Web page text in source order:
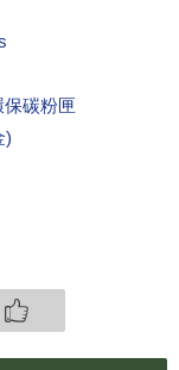
保碳粉匣
)